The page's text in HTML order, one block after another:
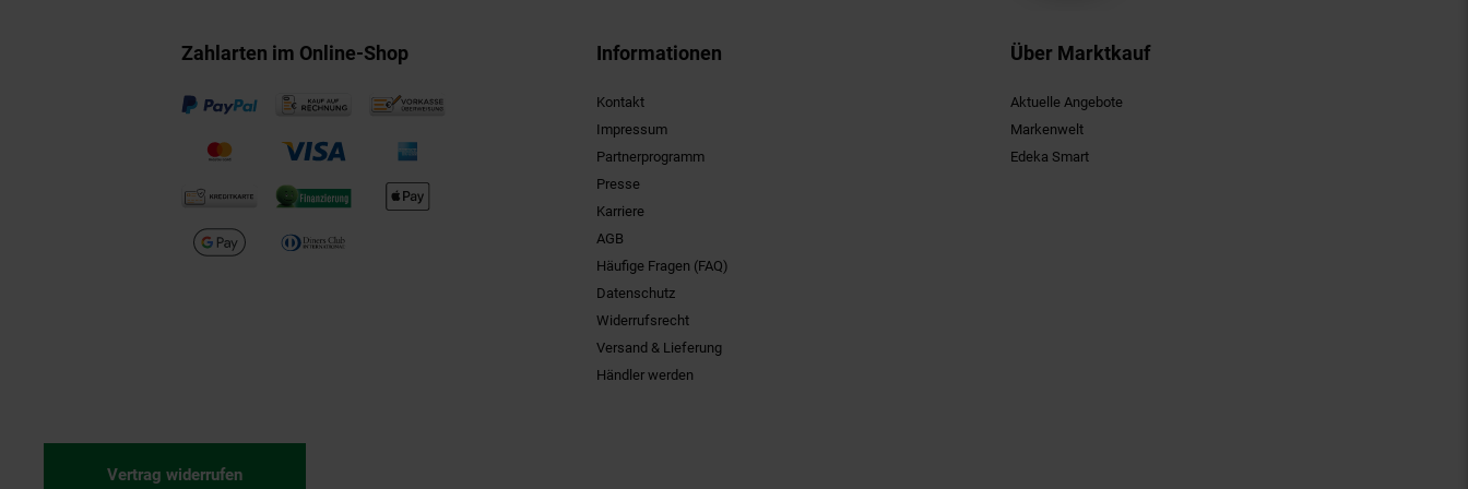
Zahlarten im Online-Shop Informationen
Kontakt
Impressum
Partnerprogramm
Presse
Karriere
AGB
Häufige Fragen (FAQ)
Datenschutz
Widerrufsrecht
Versand & Lieferung
Händler werden
Über Marktkauf
Aktuelle Angebote
Markenwelt
Edeka Smart
Vertrag widerrufen